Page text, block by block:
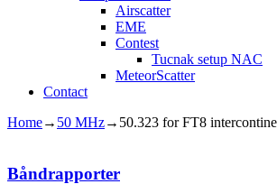
Airscatter
EME
Contest
Tucnak setup NAC
MeteorScatter
Contact
Home→ 50 MHz→ 50.323 for FT8
Båndrapporter